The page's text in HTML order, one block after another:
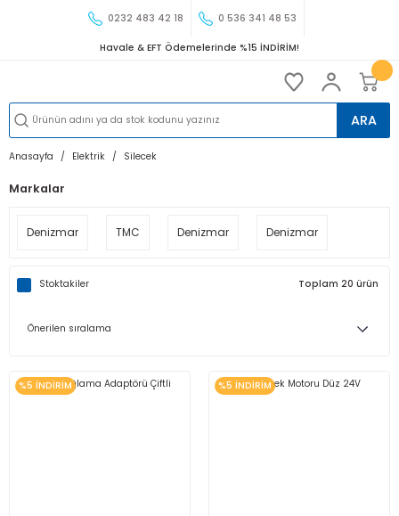
0232 483 42 18 0 536 341 48 53
Havale & EFT Ödemelerinde %15 İNDİRİM!
ARA
Anasayfa Elektrik Silecek
Markalar
Denizmar TMC Denizmar Denizmar
Stoktakiler Toplam 20 ürün
%5 İNDİRİM %5 İNDİRİM